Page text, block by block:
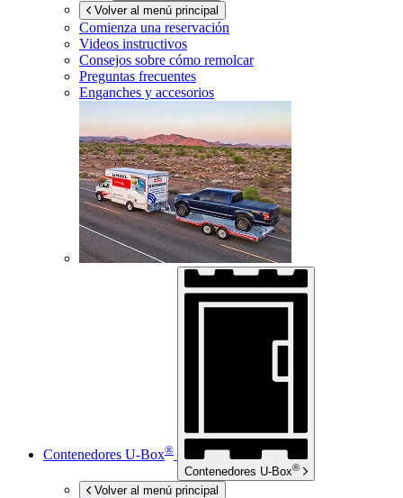
Volver al menú principal
Comienza una reservación
Videos instructivos
Consejos sobre cómo remolcar
Preguntas frecuentes
Enganches y accesorios
Contenedores U-Box®
Contenedores U-Box®
Volver al menú principal